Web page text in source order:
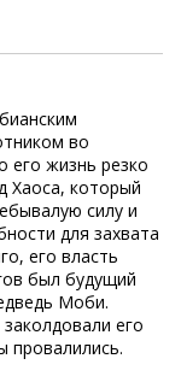
во
его жизнь резко
Хаоса, который
силу и
для захвата
его власть
был будущий
Моби.
его
провалились.